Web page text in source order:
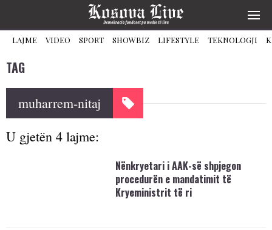
LAJME VIDEO SPORT SHOWBIZ LIFESTYLE TEKNOLOGJI
TAG
muharrem-nitaj
U gjetën 4 lajme:
Nënkryetari i AAK-së shpjegon
procedurën e mandatimit të
Kryeministrit të ri